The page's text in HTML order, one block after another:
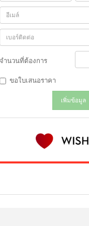
จำนวนที่ต้องการ
ขอใบเสนอราคา
เพิ่มข้อมูล